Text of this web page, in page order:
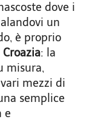
dove i
un
è proprio
: la
misura,
mezzi di
semplice
e